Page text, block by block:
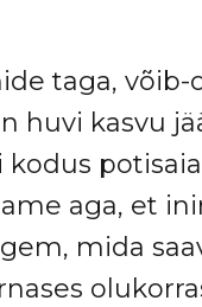
taga, võib-
huvi kasvu
aga, et
mida